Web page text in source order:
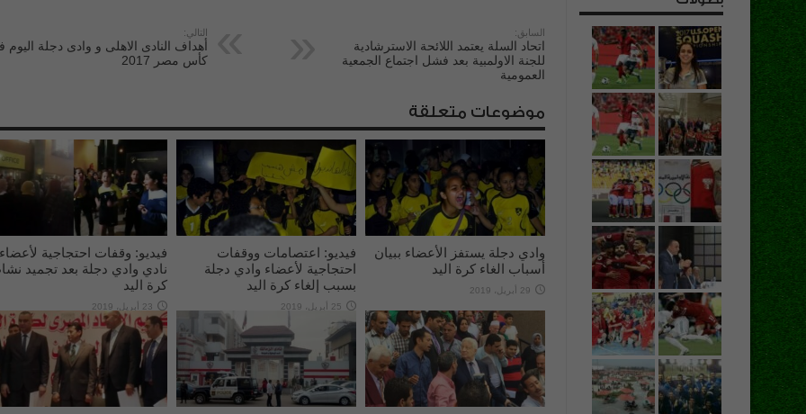
السابق:
اتحاد السلة يعتمد اللائحة الاسترشادية
للجنة الاولمبية بعد فشل اجتماع الجمعية
العمومية
التالي:
أهداف النادى الاهلى و وادى دجلة اليوم
كأس مصر 2017
موضوعات متعلقة
وادي دجلة يستفز الأعضاء ببيان
أسباب الغاء كرة اليد
29 أبريل، 2019
فيديو: اعتصامات ووقفات
احتجاجية لأعضاء وادي دجلة
بسبب إلغاء كرة اليد
25 أبريل، 2019
فيديو: وقفات احتجاجية لأعضاء
نادي وادي دجلة بعد تجميد
كرة اليد
23 أبريل، 2019